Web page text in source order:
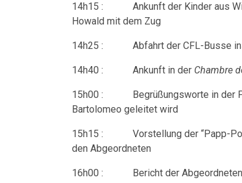
14h15 : Ankunft der Kinder aus
Howald mit dem Zug
14h25 : Abfahrt der CFL-Busse
14h40 : Ankunft in der Chambre
15h00 : Begrüßungsworte in der
Bartolomeo geleitet wird
15h15 : Vorstellung der “Papp-
den Abgeordneten
16h00 : Bericht der Abgeordneten